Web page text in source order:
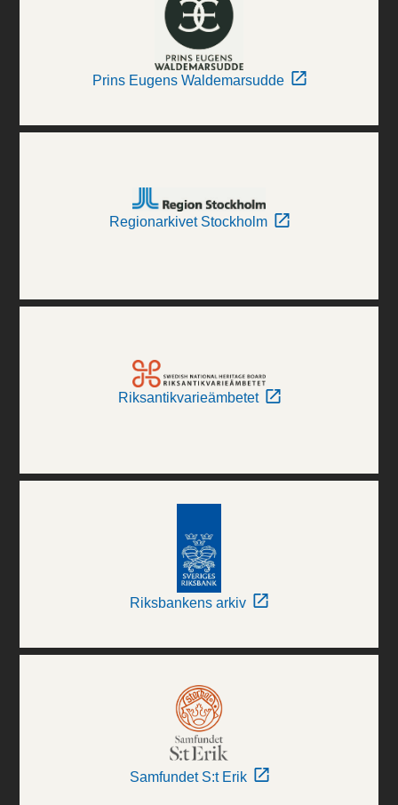
Prins Eugens Waldemarsudde
Regionarkivet Stockholm
Riksantikvarieämbetet
Riksbankens arkiv
Samfundet S:t Erik